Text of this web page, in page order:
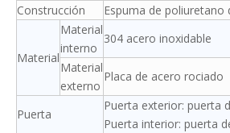
Construcción
Espuma de poliuretano
Material
Material
interno
304 acero inoxidable
Material
externo
Placa de acero rociado
Puerta
Puerta exterior: puerta
Puerta interior: puerta